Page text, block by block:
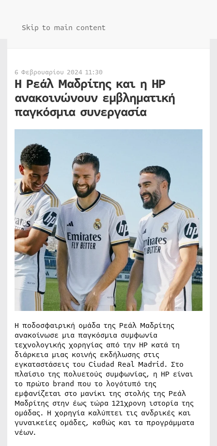
Skip to main content
6 Φεβρουαρίου 2024 11:30
Η Ρεάλ Μαδρίτης και η HP
ανακοινώνουν εμβληματική
παγκόσμια συνεργασία
H ποδοσφαιρική ομάδα της Ρεάλ Μαδρίτης
ανακοίνωσε μια παγκόσμια συμφωνία
τεχνολογικής χορηγίας από την HP κατά τη
διάρκεια μιας κοινής εκδήλωσης στις
εγκαταστάσεις του Ciudad Real Madrid. Στο
πλαίσιο της πολυετούς συμφωνίας, η HP είναι
το πρώτο brand που το λογότυπό της
εμφανίζεται στο μανίκι της στολής της Ρεάλ
Μαδρίτης στην έως τώρα 121χρονη ιστορία της
ομάδας. Η χορηγία καλύπτει τις ανδρικές και
γυναικείες ομάδες, καθώς και τα προγράμματα
νέων.